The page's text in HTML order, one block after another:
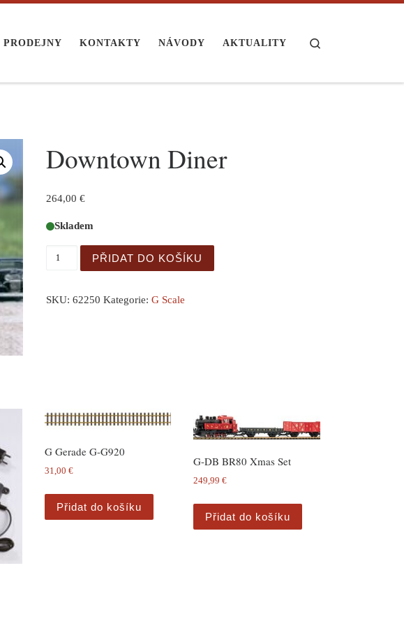
PRODEJNY KONTAKTY NÁVODY AKTUALITY
Downtown Diner
264,00 €
Skladem
Downtown Diner množství
PŘIDAT DO KOŠÍKU
SKU: 62250 Kategorie: G Scale
G Gerade G-G920
31,00 €
Přidat do košíku
G-DB BR80 Xmas Set
249,99 €
Přidat do košíku